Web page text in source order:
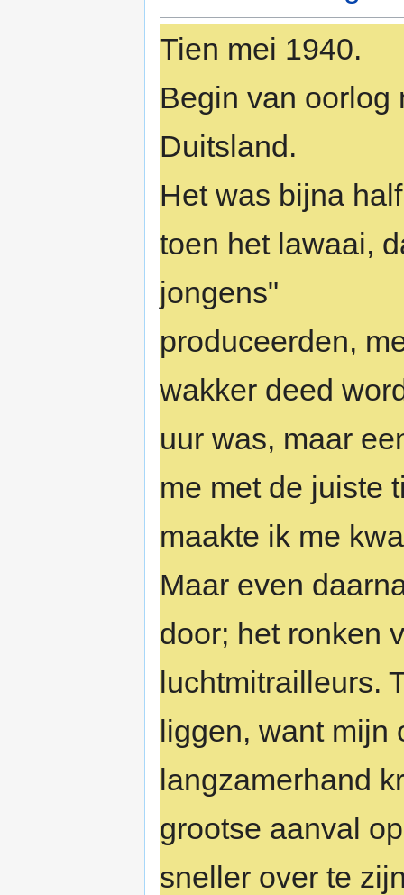
Tien mei 1940.
Begin van oorlog
Duitsland.
Het was bijna
toen het lawaai,
jongens"
produceerden,
wakker deed
uur was, maar
me met de juiste
maakte ik me
Maar even
door; het ronken
luchtmitrailleurs.
liggen, want mijn
langzamerhand
grootse aanval
sneller over te